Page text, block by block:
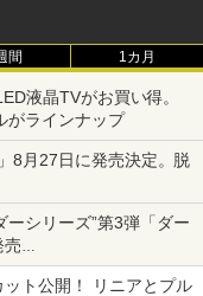
間 1カ月
液晶TVがお買い得。
がラインナップ
8月27日に発売決定。脱
が実施
シリーズ”第3弾「ダー
売
た超大型チーズバーガー
ット公開！ リニアとプル